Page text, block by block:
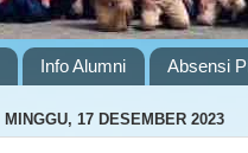
Info Alumni Absensi
MINGGU, 17 DESEMBER 2023